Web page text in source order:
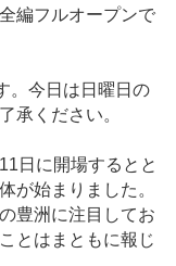
編フルオープンで
。今日は日曜日の
承ください。
日に開場するとと
が始まりました。
豊洲に注目してお
とはまともに報じ